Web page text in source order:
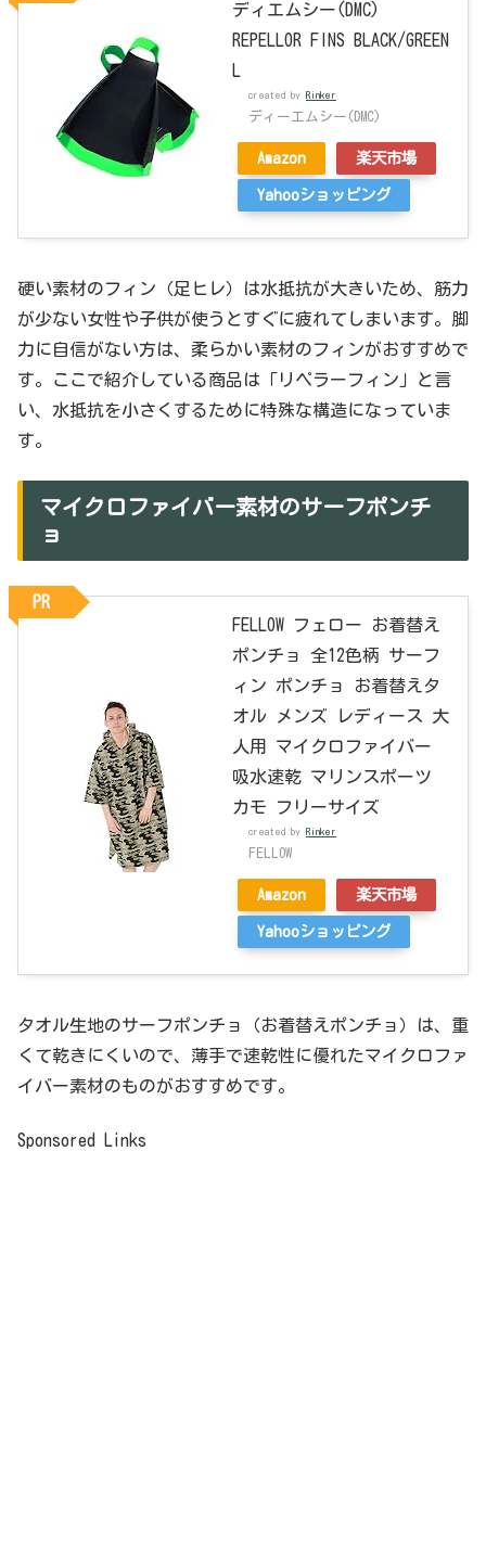
ディエムシー(DMC)
REPELLOR FINS BLACK/GREEN
L
created by Rinker
ディーエムシー(DMC)
Amazon 楽天市場
Yahooショッピング
硬い素材のフィン（足ヒレ）は水抵抗が大きいため、筋力
が少ない女性や子供が使うとすぐに疲れてしまいます。脚
力に自信がない方は、柔らかい素材のフィンがおすすめで
す。ここで紹介している商品は「リペラーフィン」と言
い、水抵抗を小さくするために特殊な構造になっていま
す。
マイクロファイバー素材のサーフポンチ
ョ
FELLOW フェロー お着替え
ポンチョ 全12色柄 サーフ
ィン ポンチョ お着替えタ
オル メンズ レディース 大
人用 マイクロファイバー
吸水速乾 マリンスポーツ
カモ フリーサイズ
created by Rinker
FELLOW
Amazon 楽天市場
Yahooショッピング
PR
タオル生地のサーフポンチョ（お着替えポンチョ）は、重
くて乾きにくいので、薄手で速乾性に優れたマイクロファ
イバー素材のものがおすすめです。
Sponsored Links